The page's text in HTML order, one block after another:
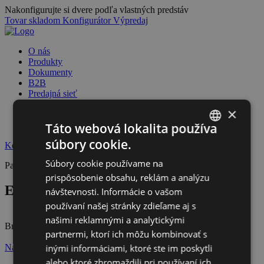
Nakonfigurujte si dvere podľa vlastných predstáv
Tovar skladom KonfigurátorVýpredaj
O nás
Produkty
Dokumenty
B2B
Predajná sieť
Reklamačný systém
Kontakt
Partner
ENTYS – Jiří Valenta
Bráfova tř. 471, 674 01 Třebíč 1
Navštíviť stránku
×
Táto webová lokalita používa
súbory cookie.
Súbory cookie používame na
prispôsobenie obsahu, reklám a analýzu
návštevnosti. Informácie o vašom
používaní našej stránky zdieľame aj s
našimi reklamnými a analytickými
partnermi, ktorí ich môžu kombinovať s
inými informáciami, ktoré ste im poskytli